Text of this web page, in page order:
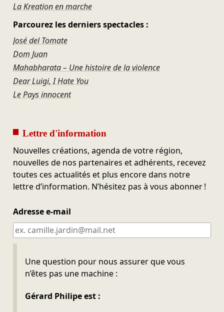
La Kreation en marche
Parcourez les derniers spectacles :
José del Tomate
Dom Juan
Mahabharata – Une histoire de la violence
Dear Luigi, I Hate You
Le Pays innocent
Lettre d'information
Nouvelles créations, agenda de votre région,
nouvelles de nos partenaires et adhérents, recevez
toutes ces actualités et plus encore dans notre
lettre d’information. N’hésitez pas à vous abonner !
Adresse e-mail
Une question pour nous assurer que vous
n’êtes pas une machine :
Gérard Philipe est :
Ne pas remplir